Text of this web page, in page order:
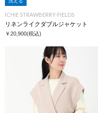
ICHIE STRAWBERRY-FIELDS
リネンライクダブルジャケット
￥20,900(税込)